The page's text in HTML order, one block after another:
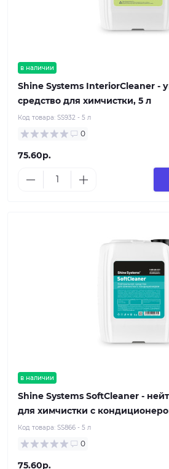
в наличии
Shine Systems InteriorCleaner -
средство для химчистки, 5 л
Код товара: SS932 - 5 л
0
75.60р.
в наличии
Shine Systems SoftCleaner -
для химчистки с
Код товара: SS866 - 5 л
0
75.60р.